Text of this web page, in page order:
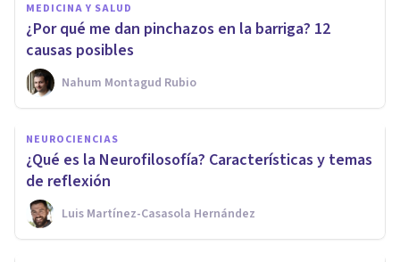
MEDICINA Y SALUD
¿Por qué me dan pinchazos en la barriga? 12
causas posibles
Nahum Montagud Rubio
NEUROCIENCIAS
¿Qué es la Neurofilosofía? Características y temas
de reflexión
Luis Martínez-Casasola Hernández